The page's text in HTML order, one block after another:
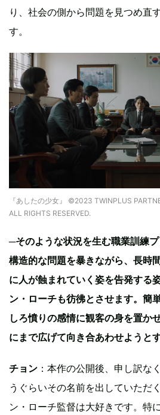
り、社会の側から問題を見つめ直
す。
『あしたの少女』 ©2023 TWINPLUS
ALL RIGHTS RESERVED.
─そのような状況を生む職業訓練
構造的な問題を暴きながら、長時
に人が蝕まれていく姿を告発する
ン・ローチも彷彿とさせます。簡
しろ憤りの感情に観客の身を置か
にまで広げて向き合あわせようと
チョン ：本作の公開後、申し訳な
うぐらいその名前を出していただ
ン・ローチ監督は大好きです。特